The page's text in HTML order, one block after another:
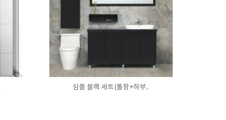
심플 블랙 세트(톨장+하부..